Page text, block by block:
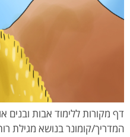
דף מקורות ללימוד אבות ובנים
המדריך/קומונר בנושא מגילת